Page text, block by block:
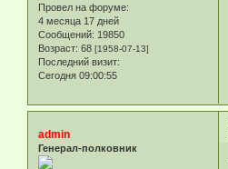
Провел на форуме:
4 месяца 17 дней
Сообщений: 19850
Возраст: 68 [1958-07-13]
Последний визит:
Сегодня 09:00:55
admin
Генерал-полковник